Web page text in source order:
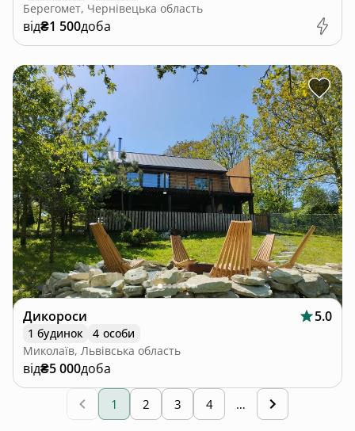
Берегомет, Чернівецька область
від₴1 500доба
Дикороси 5.0
1 будинок
4 особи
Миколаїв, Львівська область
від₴5 000доба
1 2 3 4 …